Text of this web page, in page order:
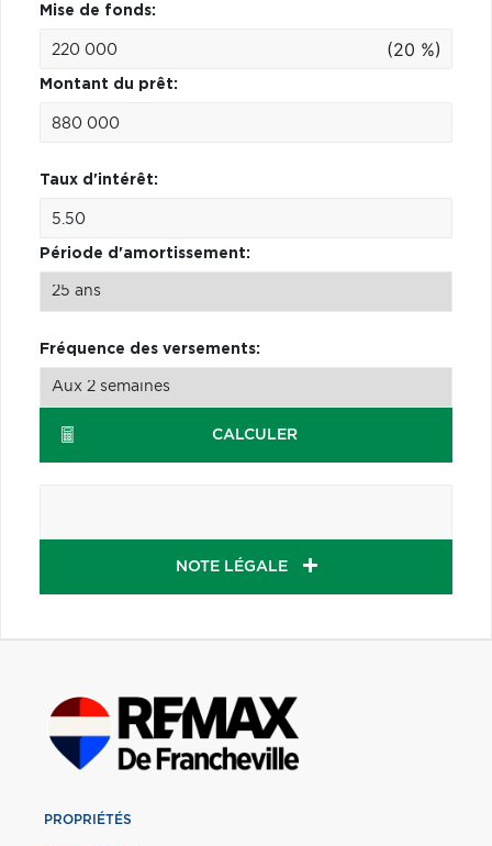
Mise de fonds:
(20 %)
Montant du prêt:
Taux d'intérêt:
Période d'amortissement:
Fréquence des versements:
CALCULER
NOTE LÉGALE
PROPRIÉTÉS